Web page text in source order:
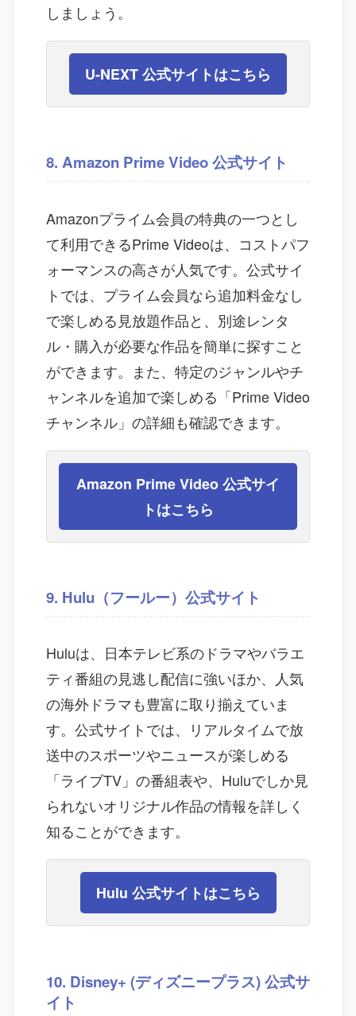
しましょう。
U-NEXT 公式サイトはこちら
8. Amazon Prime Video 公式サイト
Amazonプライム会員の特典の一つとし
て利用できるPrime Videoは、コストパフ
ォーマンスの高さが人気です。公式サイ
トでは、プライム会員なら追加料金なし
で楽しめる見放題作品と、別途レンタ
ル・購入が必要な作品を簡単に探すこと
ができます。また、特定のジャンルやチ
ャンネルを追加で楽しめる「Prime Video
チャンネル」の詳細も確認できます。
Amazon Prime Video 公式サイ
トはこちら
9. Hulu（フールー）公式サイト
Huluは、日本テレビ系のドラマやバラエ
ティ番組の見逃し配信に強いほか、人気
の海外ドラマも豊富に取り揃えていま
す。公式サイトでは、リアルタイムで放
送中のスポーツやニュースが楽しめる
「ライブTV」の番組表や、Huluでしか見
られないオリジナル作品の情報を詳しく
知ることができます。
Hulu 公式サイトはこちら
10. Disney+ (ディズニープラス) 公式サ
イト